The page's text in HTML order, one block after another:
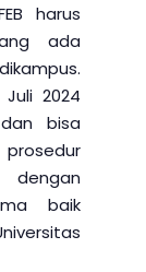
harus
ada
2024
bisa
baik